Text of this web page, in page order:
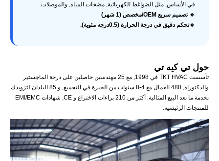
في الأساس, مثل الضواغط الكهربائية, مضخات المياه, والموصلات.
🔹 تصميم سريع OEM/مخصص (1 شهر)
🔹تحكم دقيق في درجة الحرارة (0.5درجه مئوية).
حول تي كيه تي
تأسست TKT HVAC في 1998, مع 25 مهندسين حاصلين على درجة الماجستير
والدكتوراه, 480 العمال مع 4-8 سنوات من الخبرة في التجميع, و 85 البلدان لتزويدك
بخدمة ما بعد البيع المثالية. أكثر من 210 براءات الاختراع و CE, شهادات EMI/EMC
للمنتجات الرئيسية.